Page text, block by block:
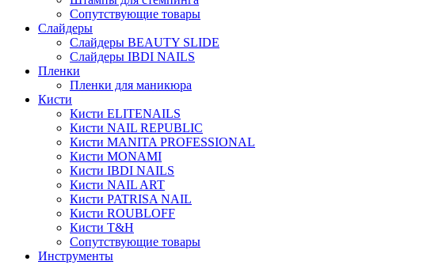
Сопутствующие товары
Слайдеры
Слайдеры BEAUTY SLIDE
Слайдеры IBDI NAILS
Пленки
Пленки для маникюра
Кисти
Кисти ELITENAILS
Кисти NAIL REPUBLIC
Кисти MANITA PROFESSIONAL
Кисти MONAMI
Кисти IBDI NAILS
Кисти NAIL ART
Кисти PATRISA NAIL
Кисти ROUBLOFF
Кисти T&H
Сопутствующие товары
Инструменты